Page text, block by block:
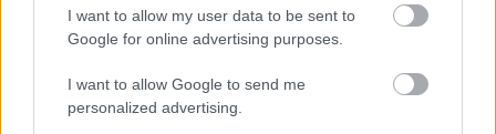
I want to allow my user data to be sent to
Google for online advertising purposes.
I want to allow Google to send me
personalized advertising.
barátság felbomlásának, s annak, hogy ha nagyon
nehéz is, néha igenis szembe kell nézni a múlttal, és
megelevenedik néhány nagyon fontos pillanat (hisz
az ördög a részletekben lakozik), a vadászat, ahol